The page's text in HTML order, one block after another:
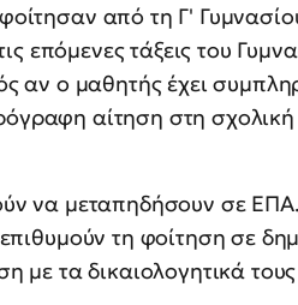
από τη Γ'
επόμενες τάξεις του
αν ο μαθητής έχει
αίτηση στη σχολική
να μεταπηδήσουν σε
τη φοίτηση σε
με τα δικαιολογητικά